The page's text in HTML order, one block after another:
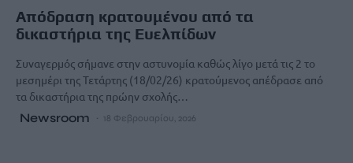
Απόδραση κρατουμένου από τα
δικαστήρια της Ευελπίδων
Συναγερμός σήμανε στην αστυνομία καθώς λίγο μετά τις 2 το
μεσημέρι της Τετάρτης (18/02/26) κρατούμενος απέδρασε από
τα δικαστήρια της πρώην σχολής…
Newsroom 18 Φεβρουαρίου, 2026